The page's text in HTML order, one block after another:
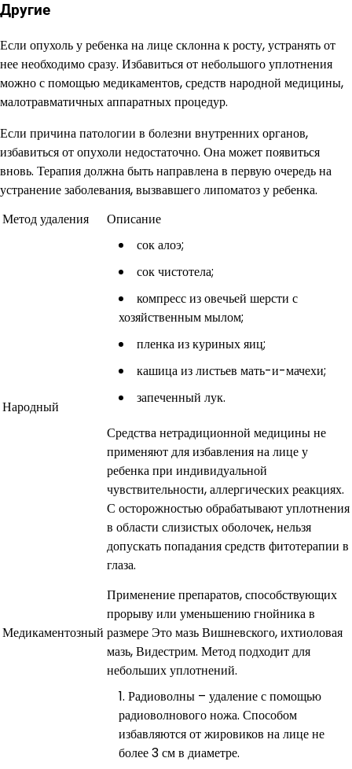
Другие
Если опухоль у ребенка на лице склонна к росту, устранять от
нее необходимо сразу. Избавиться от небольшого уплотнения
можно с помощью медикаментов, средств народной медицины,
малотравматичных аппаратных процедур.
Если причина патологии в болезни внутренних органов,
избавиться от опухоли недостаточно. Она может появиться
вновь. Терапия должна быть направлена в первую очередь на
устранение заболевания, вызвавшего липоматоз у ребенка.
Метод удаления
Описание
Народный
сок алоэ;
сок чистотела;
компресс из овечьей шерсти с
хозяйственным мылом;
пленка из куриных яиц;
кашица из листьев мать-и-мачехи;
запеченный лук.
Средства нетрадиционной медицины не
применяют для избавления на лице у
ребенка при индивидуальной
чувствительности, аллергических реакциях.
С осторожностью обрабатывают уплотнения
в области слизистых оболочек, нельзя
допускать попадания средств фитотерапии в
глаза.
Медикаментозный
Применение препаратов, способствующих
прорыву или уменьшению гнойника в
размере Это мазь Вишневского, ихтиоловая
мазь, Видестрим. Метод подходит для
небольших уплотнений.
Радиоволны – удаление с помощью
радиоволнового ножа. Способом
избавляются от жировиков на лице не
более 3 см в диаметре.